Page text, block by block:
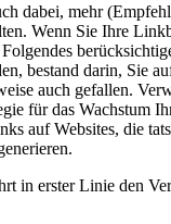
dabei, mehr
Wenn Sie Ihre
bestand darin, Sie
auch gefallen.
für das Wachstum
auf Websites, die
in erster Linie den